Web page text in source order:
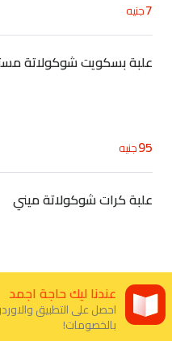
7جنيه
علبة بسكويت شوكولاتة
95جنيه
علبة كرات شوكولاتة ميني
140جنيه عندنا ليك حاجة اجمد
احصل على التطبيق
بالخصومات!